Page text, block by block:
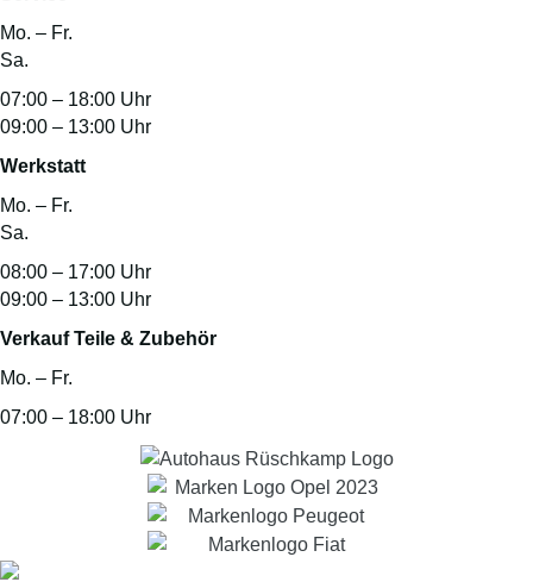
Mo. – Fr.
Sa.
07:00 – 18:00 Uhr
09:00 – 13:00 Uhr
Werkstatt
Mo. – Fr.
Sa.
08:00 – 17:00 Uhr
09:00 – 13:00 Uhr
Verkauf Teile & Zubehör
Mo. – Fr.
07:00 – 18:00 Uhr